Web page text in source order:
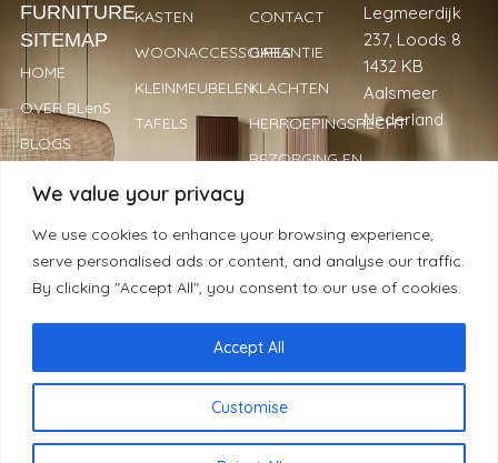
We value your privacy
We use cookies to enhance your browsing experience,
serve personalised ads or content, and analyse our traffic.
By clicking "Accept All", you consent to our use of cookies.
Customise
Accept All
FURNITURE
SITEMAP
HOME
OVER BLenS
BLOGS
ALS WINKELIER
KASTEN
WOONACCESSOIRES
KLEINMEUBELEN
TAFELS
CONTACT
GARANTIE
KLACHTEN
HERROEPINGSRECHT
BEZORGING EN
Legmeerdijk
237, Loods 8
1432 KB
Aalsmeer
Nederland
info@blens-
furniture.nl
Kamer van
Handgemaakt met ❤ & ☕ doorMoblogix